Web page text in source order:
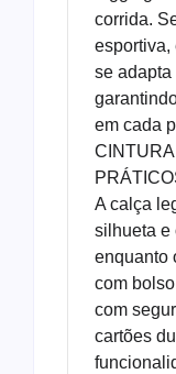
corrida.
esportiva,
se adapta
em cada
CINTURA
A calça
silhueta e
enquanto
com
com
cartões